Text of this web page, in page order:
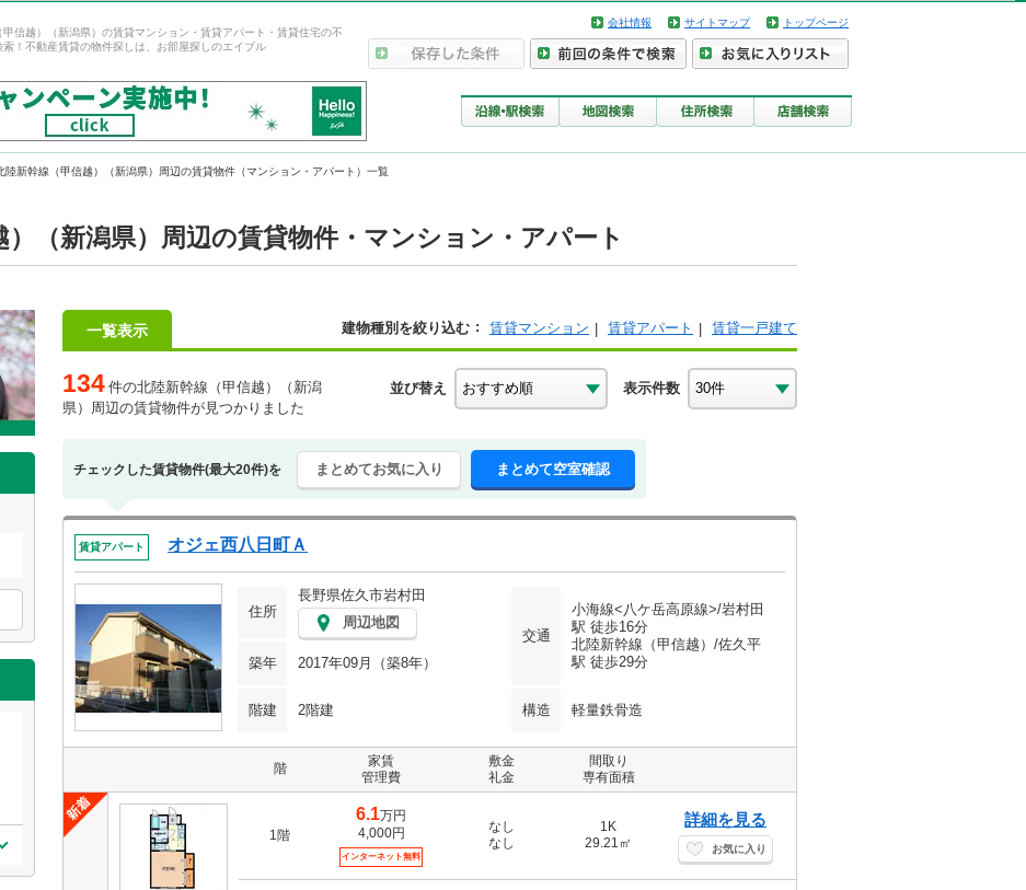
甲信越）（新潟県）の賃貸マンション・賃貸アパート・賃貸住宅の不
索！不動産賃貸の物件探しは、お部屋探しのエイブル
会社情報 サイトマップ トップページ
陸新幹線（甲信越）（新潟県）周辺の賃貸物件（マンション・アパート）一覧
）（新潟県）周辺の賃貸物件・マンション・アパート
一覧表示 建物種別を絞り込む 賃貸マンション 賃貸アパート 賃貸一戸建て
134 件の北陸新幹線（甲信越）（新潟
県）周辺の賃貸物件が見つかりました
並び替え 表示件数
チェックした賃貸物件(最大20件)を まとめてお気に入り まとめて空室確認
賃貸アパート オジェ西八日町Ａ
住所
長野県佐久市岩村田
周辺地図
交通
小海線<八ケ岳高原線>/岩村田
駅 徒歩16分
北陸新幹線（甲信越）/佐久平
駅 徒歩29分
築年 2017年09月（築8年）
階建 2階建 構造 軽量鉄骨造
階
家賃
管理費
敷金
礼金
間取り
専有面積
1階
6.1万円
4,000円
インターネット無料
なし
なし
1K
29.21㎡
詳細を見る
お気に入り